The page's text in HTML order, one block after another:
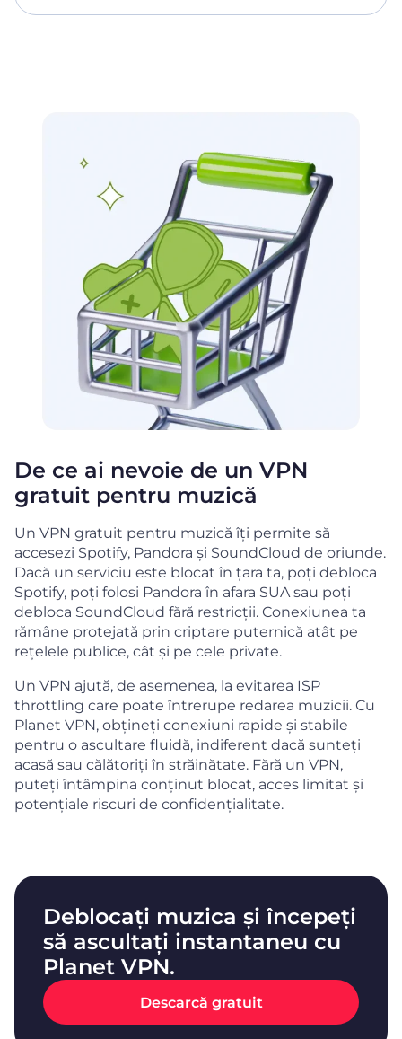
De ce ai nevoie de un VPN
gratuit pentru muzică
Un VPN gratuit pentru muzică îți permite să
accesezi Spotify, Pandora și SoundCloud de oriunde.
Dacă un serviciu este blocat în țara ta, poți debloca
Spotify, poți folosi Pandora în afara SUA sau poți
debloca SoundCloud fără restricții. Conexiunea ta
rămâne protejată prin criptare puternică atât pe
rețelele publice, cât și pe cele private.
Un VPN ajută, de asemenea, la evitarea ISP
throttling care poate întrerupe redarea muzicii. Cu
Planet VPN, obțineți conexiuni rapide și stabile
pentru o ascultare fluidă, indiferent dacă sunteți
acasă sau călătoriți în străinătate. Fără un VPN,
puteți întâmpina conținut blocat, acces limitat și
potențiale riscuri de confidențialitate.
Deblocați muzica și începeți
să ascultați instantaneu cu
Planet VPN.
Descarcă gratuit